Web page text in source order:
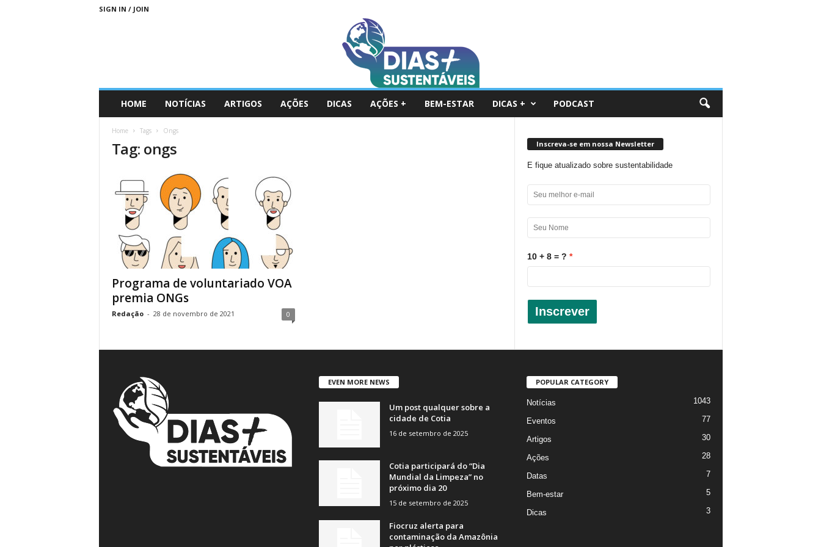
SIGN IN / JOIN
a
HOME NOTÍCIAS ARTIGOS AÇÕES DICAS AÇÕES + BEM-ESTAR DICAS + PODCAST
Home Tags Ongs
Tag: ongs
Programa de voluntariado VOA
premia ONGs
Redação - 28 de novembro de 2021 0
Inscreva-se em nossa Newsletter
E fique atualizado sobre sustentabilidade
10 + 8 = ?
Inscrever
EVEN MORE NEWS
Um post qualquer sobre a
cidade de Cotia
16 de setembro de 2025
Cotia participará do “Dia
Mundial da Limpeza” no
próximo dia 20
15 de setembro de 2025
Fiocruz alerta para
contaminação da Amazônia
POPULAR CATEGORY
Notícias 1043
Eventos 77
Artigos 30
Ações 28
Datas 7
Bem-estar 5
Dicas 3